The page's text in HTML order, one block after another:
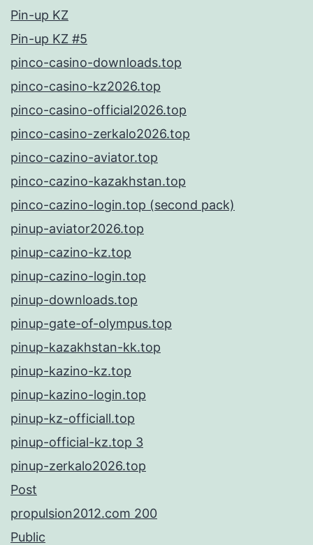
Pin-up KZ
Pin-up KZ #5
pinco-casino-downloads.top
pinco-casino-kz2026.top
pinco-casino-official2026.top
pinco-casino-zerkalo2026.top
pinco-cazino-aviator.top
pinco-cazino-kazakhstan.top
pinco-cazino-login.top (second pack)
pinup-aviator2026.top
pinup-cazino-kz.top
pinup-cazino-login.top
pinup-downloads.top
pinup-gate-of-olympus.top
pinup-kazakhstan-kk.top
pinup-kazino-kz.top
pinup-kazino-login.top
pinup-kz-officiall.top
pinup-official-kz.top 3
pinup-zerkalo2026.top
Post
propulsion2012.com 200
Public